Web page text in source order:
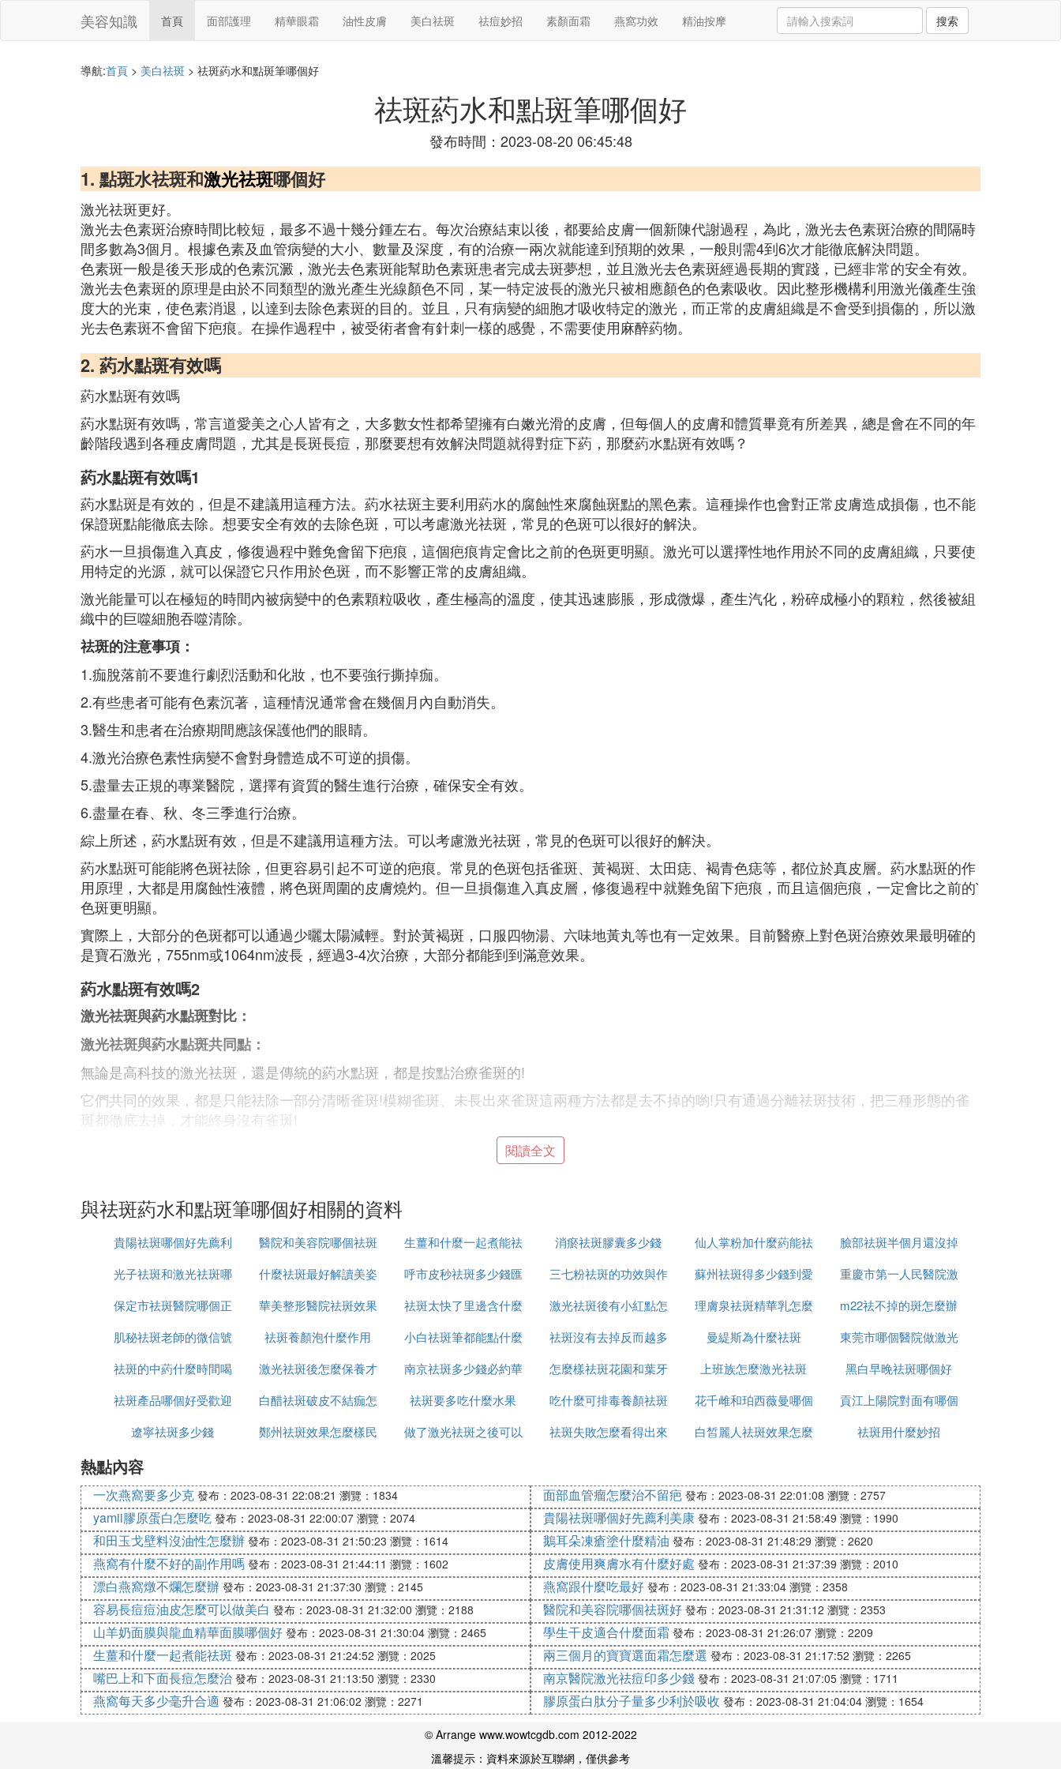
美容知識 首頁 面部護理 精華眼霜 油性皮膚 美白祛斑 祛痘妙招 素顏面霜 燕窩功效 精油按摩 搜索
導航:首頁 > 美白祛斑 > 祛斑葯水和點斑筆哪個好
祛斑葯水和點斑筆哪個好
發布時間：2023-08-20 06:45:48
1. 點斑水祛斑和激光祛斑哪個好
激光祛斑更好。
激光去色素斑治療時間比較短，最多不過十幾分鍾左右。每次治療結束以後，都要給皮膚一個新陳代謝過程，為此，激光去色素斑治療的間隔時
間多數為3個月。根據色素及血管病變的大小、數量及深度，有的治療一兩次就能達到預期的效果，一般則需4到6次才能徹底解決問題。
色素斑一般是後天形成的色素沉澱，激光去色素斑能幫助色素斑患者完成去斑夢想，並且激光去色素斑經過長期的實踐，已經非常的安全有效。
激光去色素斑的原理是由於不同類型的激光產生光線顏色不同，某一特定波長的激光只被相應顏色的色素吸收。因此整形機構利用激光儀產生強
度大的光束，使色素消退，以達到去除色素斑的目的。並且，只有病變的細胞才吸收特定的激光，而正常的皮膚組織是不會受到損傷的，所以激
光去色素斑不會留下疤痕。在操作過程中，被受術者會有針刺一樣的感覺，不需要使用麻醉葯物。
2. 葯水點斑有效嗎
葯水點斑有效嗎
葯水點斑有效嗎，常言道愛美之心人皆有之，大多數女性都希望擁有白嫩光滑的皮膚，但每個人的皮膚和體質畢竟有所差異，總是會在不同的年
齡階段遇到各種皮膚問題，尤其是長斑長痘，那麼要想有效解決問題就得對症下葯，那麼葯水點斑有效嗎？
葯水點斑有效嗎1
葯水點斑是有效的，但是不建議用這種方法。葯水祛斑主要利用葯水的腐蝕性來腐蝕斑點的黑色素。這種操作也會對正常皮膚造成損傷，也不能
保證斑點能徹底去除。想要安全有效的去除色斑，可以考慮激光祛斑，常見的色斑可以很好的解決。
葯水一旦損傷進入真皮，修復過程中難免會留下疤痕，這個疤痕肯定會比之前的色斑更明顯。激光可以選擇性地作用於不同的皮膚組織，只要使
用特定的光源，就可以保證它只作用於色斑，而不影響正常的皮膚組織。
激光能量可以在極短的時間內被病變中的色素顆粒吸收，產生極高的溫度，使其迅速膨脹，形成微爆，產生汽化，粉碎成極小的顆粒，然後被組
織中的巨噬細胞吞噬清除。
祛斑的注意事項：
1.痂脫落前不要進行劇烈活動和化妝，也不要強行撕掉痂。
2.有些患者可能有色素沉著，這種情況通常會在幾個月內自動消失。
3.醫生和患者在治療期間應該保護他們的眼睛。
4.激光治療色素性病變不會對身體造成不可逆的損傷。
5.盡量去正規的專業醫院，選擇有資質的醫生進行治療，確保安全有效。
6.盡量在春、秋、冬三季進行治療。
綜上所述，葯水點斑有效，但是不建議用這種方法。可以考慮激光祛斑，常見的色斑可以很好的解決。
葯水點斑可能能將色斑祛除，但更容易引起不可逆的疤痕。常見的色斑包括雀斑、黃褐斑、太田痣、褐青色痣等，都位於真皮層。葯水點斑的作
用原理，大都是用腐蝕性液體，將色斑周圍的皮膚燒灼。但一旦損傷進入真皮層，修復過程中就難免留下疤痕，而且這個疤痕，一定會比之前的`
色斑更明顯。
實際上，大部分的色斑都可以通過少曬太陽減輕。對於黃褐斑，口服四物湯、六味地黃丸等也有一定效果。目前醫療上對色斑治療效果最明確的
是寶石激光，755nm或1064nm波長，經過3-4次治療，大部分都能到到滿意效果。
葯水點斑有效嗎2
激光祛斑與葯水點斑對比：
激光祛斑與葯水點斑共同點：
無論是高科技的激光祛斑，還是傳統的葯水點斑，都是按點治療雀斑的!
它們共同的效果，都是只能祛除一部分清晰雀斑!模糊雀斑、未長出來雀斑這兩種方法都是去不掉的喲!只有通過分離祛斑技術，把三種形態的雀
斑都徹底去掉，才能終身沒有雀斑!
因激光束非常刺眼，所以激光治療師，必須戴上眼鏡保護罩操作激光儀，這就造成了對雀斑點定位不太准確，漏做到的斑點非常多，因此要多次
治療!
說白了，就是激光祛斑做不到的雀斑點比較多!
激光祛斑特性之二：
由於激光治療師，必須戴上眼鏡保護罩操作激光儀，這就造成了對雀斑點定位不太准確，可能一個雀斑點要多次擊打，把雀斑打散的幾率很高，
點斑水主要成分是酸性物質，利用酸性物質，一個點一個點的腐蝕掉雀斑點。
只要是雀斑清晰，光線充足，點斑技術嫻熟的治療師，對斑點的定位比較准確，
比激光要准確，所以對清晰雀斑祛除要比激光好一些!
葯水點斑特性二：
由於雀斑的形狀，大小都不一樣，所以葯水點斑，也會出現給雀斑點點散現象，但畢竟眼睛可以直視斑點，對雀斑的定位要比激光准確，因此點
散的雀斑點要比激光少得多!
綜上所述：對於治療清晰雀斑點來說，葯水點應該比激光祛斑，理論上要效果好的多!但也要看，雀斑治療師的技術水準了喲!
葯水點斑有效嗎3
一、人未老斑先到教你四招告別煩人斑點
1、常化妝皮膚要保證絕對的卸妝和清潔
想要趕走斑點，我們就要看看斑點是怎樣滋生出來的。經常化妝的美眉們，斑點滋生得會更快，這是為什麼呢?由於化妝品當中都含有較多的金
屬成分，美眉們清晨化妝，到了晚上才卸妝，一整天的時間，化妝品都停留在皮膚表面，再加上周圍環境的影響，流汗、污垢等等，很容易造成
皮膚的黑色素沉積，從而在皮膚表面形成斑點。
因此，針對於愛化妝的美眉們來說，需要認真徹底地進行卸妝，在卸妝後還要保證對皮膚的再次清潔，務必要清潔徹底，避免讓彩妝殘留在皮膚
閱讀全文
與祛斑葯水和點斑筆哪個好相關的資料
貴陽祛斑哪個好先薦利
美康
醫院和美容院哪個祛斑
好
生薑和什麼一起煮能祛
斑
消瘀祛斑膠囊多少錢
仙人掌粉加什麼葯能祛
斑
臉部祛斑半個月還沒掉
痂怎麼辦
光子祛斑和激光祛斑哪
個更安全
什麼祛斑最好解讀美姿
爾
呼市皮秒祛斑多少錢匯
仁京美
三七粉祛斑的功效與作
用是什麼
蘇州祛斑得多少錢到愛
思特簡介
重慶市第一人民醫院激
光祛斑怎麼樣
保定市祛斑醫院哪個正
規
華美整形醫院祛斑效果
怎麼樣
祛斑太快了里邊含什麼
成分
激光祛斑後有小紅點怎
麼回事
理膚泉祛斑精華乳怎麼
用
m22祛不掉的斑怎麼辦
肌秘祛斑老師的微信號
是多少
祛斑養顏泡什麼作用 小白祛斑筆都能點什麼
祛斑沒有去掉反而越多
怎麼辦
曼緹斯為什麼祛斑
東莞市哪個醫院做激光
祛斑好
祛斑的中葯什麼時間喝
最好
激光祛斑後怎麼保養才
恢復的好
南京祛斑多少錢必約華
美n高效
怎麼樣祛斑花園和葉牙 上班族怎麼激光祛斑
黑白早晚祛斑哪個好
祛斑產品哪個好受歡迎
美姿爾
白醋祛斑破皮不結痂怎
麼辦
祛斑要多吃什麼水果 吃什麼可排毒養顏祛斑
花千雌和珀西薇曼哪個
祛斑好用
貢江上陽院對面有哪個
店可以祛斑
遼寧祛斑多少錢
鄭州祛斑效果怎麼樣民
做了激光祛斑之後可以
祛斑失敗怎麼看得出來
白皙麗人祛斑效果怎麼
祛斑用什麼妙招
熱點內容
一次燕窩要多少克 發布：2023-08-31 22:08:21 瀏覽：1834 面部血管瘤怎麼治不留疤 發布：2023-08-31 22:01:08 瀏覽：2757
yamii膠原蛋白怎麼吃 發布：2023-08-31 22:00:07 瀏覽：2074 貴陽祛斑哪個好先薦利美康 發布：2023-08-31 21:58:49 瀏覽：1990
和田玉戈壁料沒油性怎麼辦 發布：2023-08-31 21:50:23 瀏覽：1614 鵝耳朵凍瘡塗什麼精油 發布：2023-08-31 21:48:29 瀏覽：2620
燕窩有什麼不好的副作用嗎 發布：2023-08-31 21:44:11 瀏覽：1602 皮膚使用爽膚水有什麼好處 發布：2023-08-31 21:37:39 瀏覽：2010
漂白燕窩燉不爛怎麼辦 發布：2023-08-31 21:37:30 瀏覽：2145 燕窩跟什麼吃最好 發布：2023-08-31 21:33:04 瀏覽：2358
容易長痘痘油皮怎麼可以做美白 發布：2023-08-31 21:32:00 瀏覽：2188 醫院和美容院哪個祛斑好 發布：2023-08-31 21:31:12 瀏覽：2353
山羊奶面膜與龍血精華面膜哪個好 發布：2023-08-31 21:30:04 瀏覽：2465 學生干皮適合什麼面霜 發布：2023-08-31 21:26:07 瀏覽：2209
生薑和什麼一起煮能祛斑 發布：2023-08-31 21:24:52 瀏覽：2025 兩三個月的寶寶選面霜怎麼選 發布：2023-08-31 21:17:52 瀏覽：2265
嘴巴上和下面長痘怎麼治 發布：2023-08-31 21:13:50 瀏覽：2330 南京醫院激光祛痘印多少錢 發布：2023-08-31 21:07:05 瀏覽：1711
燕窩每天多少毫升合適 發布：2023-08-31 21:06:02 瀏覽：2271 膠原蛋白肽分子量多少利於吸收 發布：2023-08-31 21:04:04 瀏覽：1654
© Arrange www.wowtcgdb.com 2012-2022
溫馨提示：資料來源於互聯網，僅供參考